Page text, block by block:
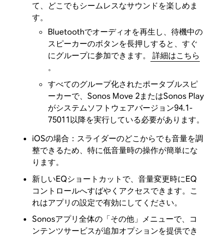
て、どこでもシームレスなサウンドを楽しめま
す。
Bluetoothでオーディオを再生し、待機中の
スピーカーのボタンを長押しすると、すぐ
にグループに参加できます。
詳細はこちら
。
すべてのグループ化されたポータブルスピ
ーカーで、Sonos Move 2またはSonos Play
がシステムソフトウェアバージョン94.1-
75011以降を実行している必要があります。
iOSの場合：スライダーのどこからでも音量を調
整できるため、特に低音量時の操作が簡単にな
ります。
新しいEQショートカットで、音量変更時にEQ
コントロールへすばやくアクセスできます。こ
れはアプリの設定で有効にしてください。
Sonosアプリ全体の「その他」メニューで、コ
ンテンツサービスが追加オプションを提供でき